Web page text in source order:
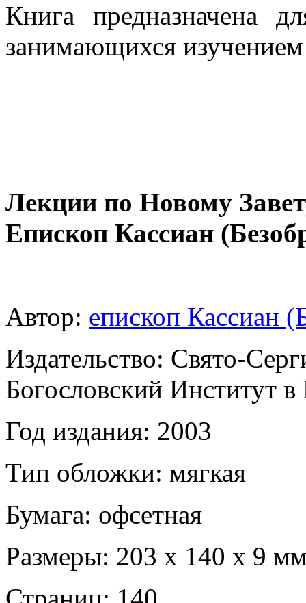
Книга предназначена
занимающихся
Лекции по Новому
Епископ Кассиан
Автор: епископ Кассиан
Издательство: Свято-
Богословский Институт
Год издания: 2003
Тип обложки: мягкая
Бумага: офсетная
Размеры: 203 х 140 х 9